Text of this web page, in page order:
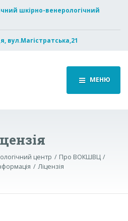
шкірно-венерологічний
вул.Магістратська,21
МЕНЮ
центр
Про ВОКШВЦ
Ліцензія